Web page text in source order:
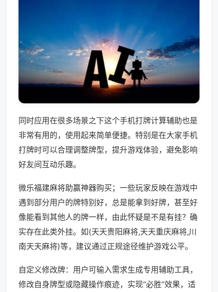
同时应用在很多场景之下这个手机打牌计算辅助也是
非常有用的，使用起来简单便捷。特别是在大家手机
打牌时可以合理调整牌型，提升游戏体验，避免影响
好友间互动乐趣。
微乐福建麻将助赢神器购买；一些玩家反映在游戏中
遇到部分用户的牌特别好，总是能拿到好牌，甚至好
像能看到其他人的牌一样，由此怀疑是不是有挂？确
实存在此类外挂。如(天天贵阳麻将,天天重庆麻将,川
南天天麻将)等，建议通过正规途径维护游戏公平。
自定义修改牌：用户可输入需求生成专用辅助工具，
修改自身牌型或隐藏操作痕迹，实现“必胜”效果，适